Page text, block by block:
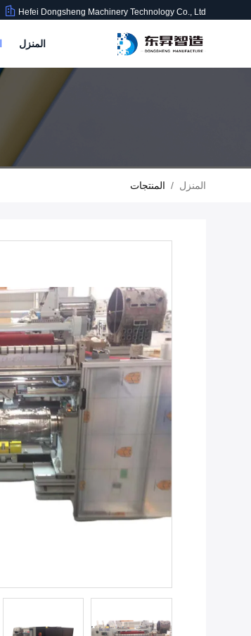
Hefei Dongsheng Machinery Technology Co., Ltd
المنزل
المنزل / المنتجات